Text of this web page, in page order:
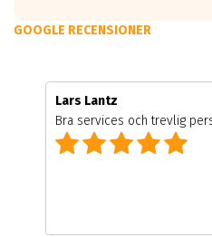
GOOGLE RECENSIONER
Lars Lantz
Bra services och trevlig